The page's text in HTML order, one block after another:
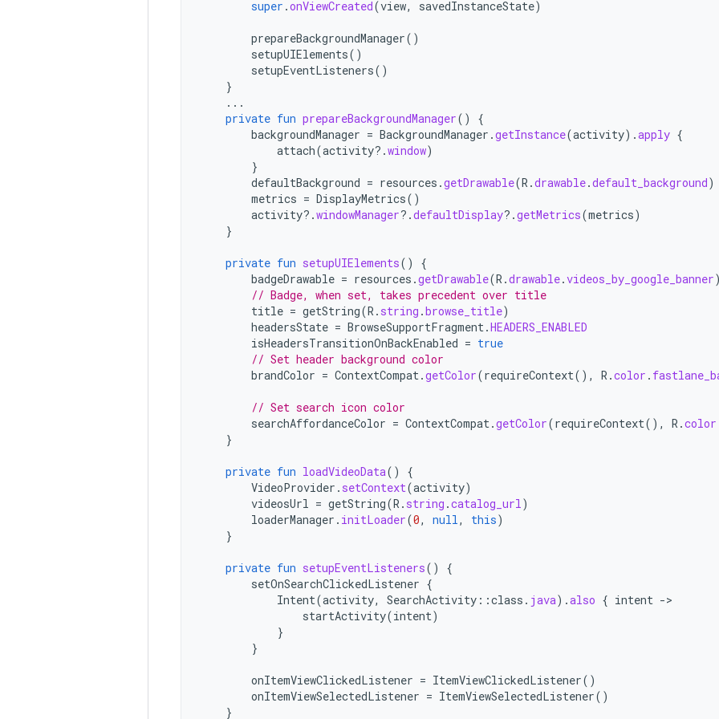
super .onViewCreated(view, savedInstanceState)
prepareBackgroundManager()
setupUIElements()
setupEventListeners()
}
...
private fun prepareBackgroundManager()
{
backgroundManager = BackgroundManager .getInstance(activity).apply {
attach(activity?.window)
}
defaultBackground = resources .getDrawable(R .drawable.default_background)
metrics = DisplayMetrics()
activity?.windowManager?.defaultDisplay?.getMetrics(metrics)
}
private fun setupUIElements()
{
badgeDrawable = resources .getDrawable(R .drawable.videos_by_google_banner
// Badge, when set, takes precedent over title
title = getString(R . string .browse_title)
headersState = BrowseSupportFragment.HEADERS_ENABLED
isHeadersTransitionOnBackEnabled = true
// Set header background color
brandColor = ContextCompat.getColor(requireContext(), R .color .
// Set search icon color
searchAffordanceColor = ContextCompat.getColor(requireContext(), R .color
}
private fun loadVideoData()
{
VideoProvider . setContext(activity)
videosUrl = getString(R . string .catalog_url)
loaderManager . initLoader(0, null, this)
}
private fun setupEventListeners()
{
setOnSearchClickedListener {
Intent(activity, SearchActivity ::class . java).also { intent -
startActivity(intent)
}
}
onItemViewClickedListener = ItemViewClickedListener()
onItemViewSelectedListener = ItemViewSelectedListener()
}